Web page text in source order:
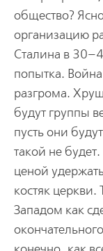
общество?
организацию
Сталина в
попытка.
разгрома.
будут группы
пусть они
такой не
ценой
костяк
Западом как